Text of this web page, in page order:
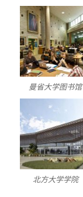
曼省大学图书馆
北方大学学院